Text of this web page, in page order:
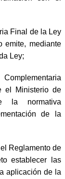
Final de la Ley
emite, mediante
Ley;
el Ministerio de
la normativa
de la
Reglamento de
establecer las
aplicación de la